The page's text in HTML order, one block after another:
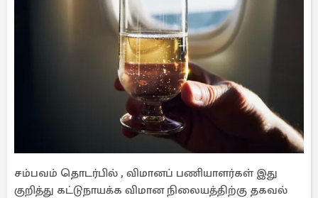
சம்பவம் தொடர்பில் , விமானப் பணியாளர்கள் இது
குறித்து கட்டுநாயக்க விமான நிலையத்திற்கு தகவல்